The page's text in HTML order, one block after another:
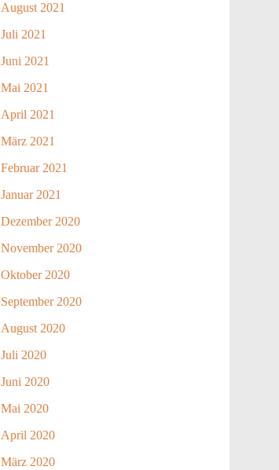
August 2021
Juli 2021
Juni 2021
Mai 2021
April 2021
März 2021
Februar 2021
Januar 2021
Dezember 2020
November 2020
Oktober 2020
September 2020
August 2020
Juli 2020
Juni 2020
Mai 2020
April 2020
März 2020